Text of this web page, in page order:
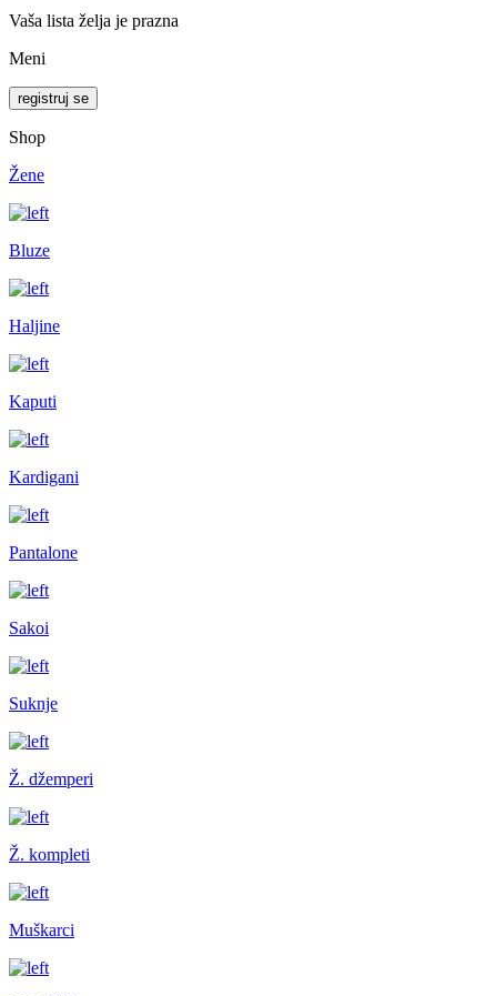
Vaša lista želja je prazna
Meni
registruj se
Shop
Žene
Bluze
Haljine
Kaputi
Kardigani
Pantalone
Sakoi
Suknje
Ž. džemperi
Ž. kompleti
Muškarci